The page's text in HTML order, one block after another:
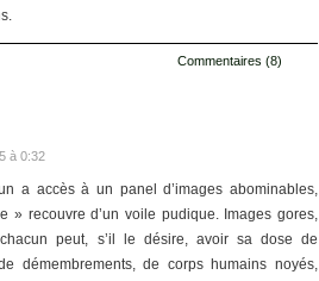
Commentaires (8)
à 0:32
a accès à un panel d’images abominables,
» recouvre d’un voile pudique. Images gores,
peut, s’il le désire, avoir sa dose de
démembrements, de corps humains noyés,